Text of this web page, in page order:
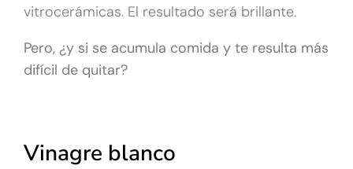
vitrocerámicas. El resultado será brillante.
Pero, ¿y si se acumula comida y te resulta más
difícil de quitar?
Vinagre blanco